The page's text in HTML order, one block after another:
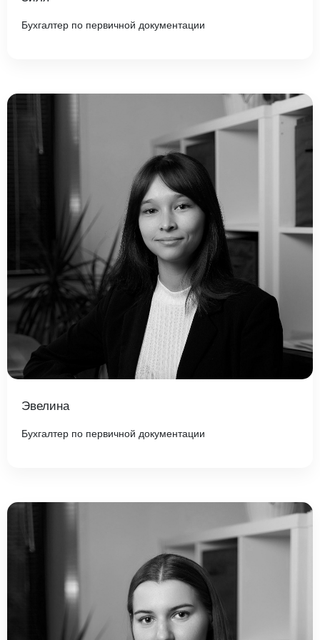
Бухгалтер по первичной документации
Эвелина
Бухгалтер по первичной документации